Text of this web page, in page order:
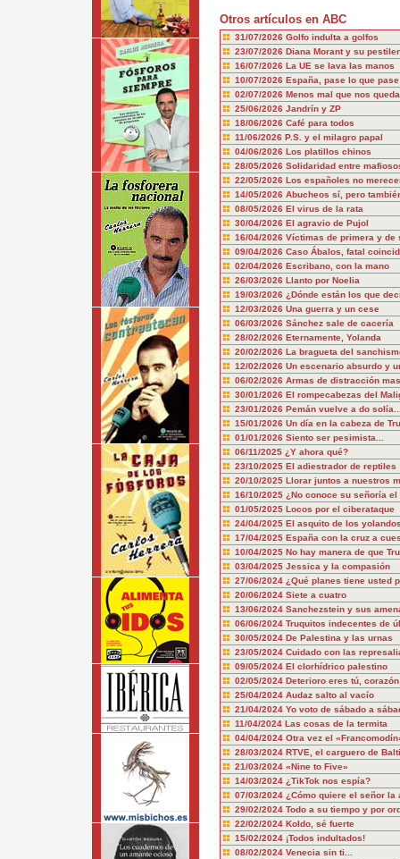
Otros artículos en ABC
31/07/2026 Golfo indulta a golfos
23/07/2026 Diana Morant y su
16/07/2026 La UE se lava las manos
10/07/2026 España, pase lo que pase
02/07/2026 Menos mal que nos
25/06/2026 Jandrín y ZP
18/06/2026 Café para todos
11/06/2026 P.S. y el milagro papal
04/06/2026 Los platillos chinos
28/05/2026 Solidaridad entre
22/05/2026 Los españoles no
14/05/2026 Abucheos sí, pero
08/05/2026 El virus de la rata
30/04/2026 El agravio de Pujol
16/04/2026 Víctimas de primera y de
09/04/2026 Caso Ábalos, fatal
02/04/2026 Escribano, con la mano
26/03/2026 Llanto por Noelia
19/03/2026 ¿Dónde están los que
12/03/2026 Una guerra y un cese
06/03/2026 Sánchez sale de cacería
28/02/2026 Eternamente, Yolanda
20/02/2026 La bragueta del
12/02/2026 Un escenario absurdo y
06/02/2026 Armas de distracción
30/01/2026 El rompecabezas del
23/01/2026 Pemán vuelve a do
15/01/2026 Un día en la cabeza de
01/01/2026 Siento ser pesimista...
06/11/2025 ¿Y ahora qué?
23/10/2025 El adiestrador de reptiles
20/10/2025 Llorar juntos a nuestros
16/10/2025 ¿No conoce su señoría
01/05/2025 Locos por el ciberataque
24/04/2025 El asquito de los
17/04/2025 España con la cruz a
10/04/2025 No hay manera de que
03/04/2025 Jessica y la compasión
27/06/2024 ¿Qué planes tiene usted
20/06/2024 Siete a cuatro
13/06/2024 Sanchezstein y sus
06/06/2024 Truquitos indecentes de
30/05/2024 De Palestina y las urnas
23/05/2024 Cuidado con las
09/05/2024 El clorhídrico palestino
02/05/2024 Deterioro eres tú, corazón
25/04/2024 Audaz salto al vacío
21/04/2024 Yo voto de sábado a
11/04/2024 Las cosas de la termita
04/04/2024 Otra vez el
28/03/2024 RTVE, el carguero de
21/03/2024 «Nine to Five»
14/03/2024 ¿TikTok nos espía?
07/03/2024 ¿Cómo quiere el señor la
29/02/2024 Todo a su tiempo y por
22/02/2024 Koldo, sé fuerte
15/02/2024 ¡Todos indultados!
08/02/2024 Venecia sin ti...